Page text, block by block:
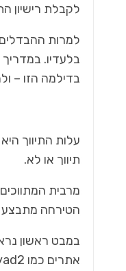
לקבלת רישיון
למרות ההבדלים
בלעדיו.
בדילמה הזו –
עלות התיווך
תיווך או לא.
הטירחה מתבצע
במבט ראשון